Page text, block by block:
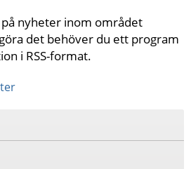
nyheter inom området
det behöver du ett program
i RSS-format.